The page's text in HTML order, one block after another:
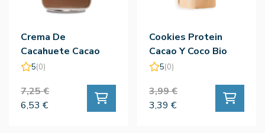
Crema De
Cacahuete Cacao
Vainilla 500g -
5(0)
7,25 €
6,53 €
Cookies Protein
Cacao Y Coco Bio
130g - El Granero
5(0)
3,99 €
3,39 €